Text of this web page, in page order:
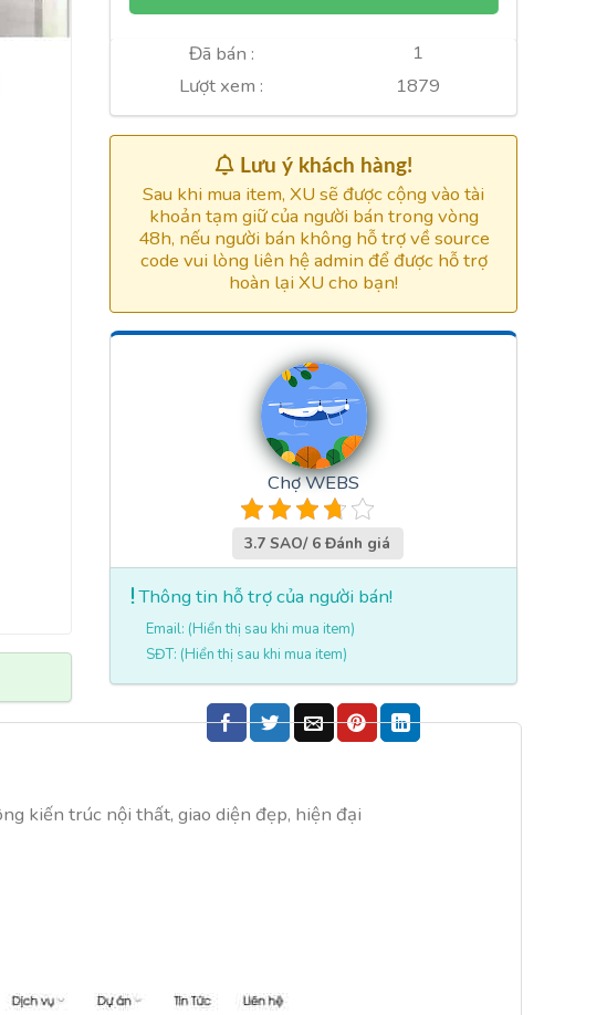
Đã bán :
1
Lượt xem :
1879
Lưu ý khách hàng!
Sau khi mua item, XU sẽ được cộng vào tài
khoản tạm giữ của người bán trong vòng
48h, nếu người bán không hỗ trợ về source
code vui lòng liên hệ admin để được hỗ trợ
hoàn lại XU cho bạn!
Chợ WEBS
3.7 SAO/ 6 Đánh giá
Thông tin hỗ trợ của người bán!
Email: (Hiển thị sau khi mua item)
SĐT: (Hiển thị sau khi mua item)
kiến trúc nội thất, giao diện đẹp, hiện đại